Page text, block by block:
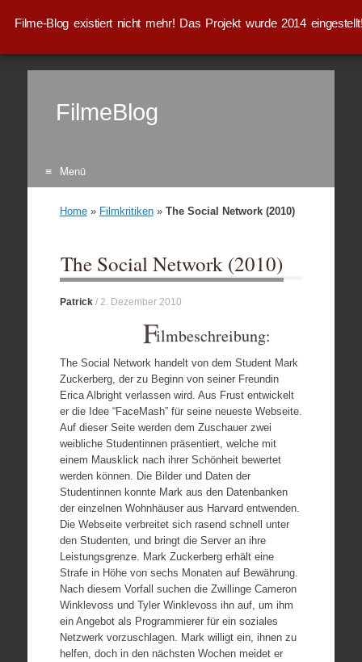
FilmeBlog
Menü
Home» Filmkritiken» The Social Network (2010)
The Social Network (2010)
Patrick/ 2. Dezember 2010
Filmbeschreibung:
The Social Network handelt von dem Student Mark
Zuckerberg, der zu Beginn von seiner Freundin
Erica Albright verlassen wird. Aus Frust entwickelt
er die Idee “FaceMash” für seine neueste Webseite.
Auf dieser Seite werden dem Zuschauer zwei
weibliche Studentinnen präsentiert, welche mit
einem Mausklick nach ihrer Schönheit bewertet
werden können. Die Bilder und Daten der
Studentinnen konnte Mark aus den Datenbanken
der einzelnen Wohnhäuser aus Harvard entwenden.
Die Webseite verbreitet sich rasend schnell unter
den Studenten, und bringt die Server an ihre
Leistungsgrenze. Mark Zuckerberg erhält eine
Strafe in Höhe von sechs Monaten auf Bewährung.
Nach diesem Vorfall suchen die Zwillinge Cameron
Winklevoss und Tyler Winklevoss ihn auf, um ihm
ein Angebot als Programmierer für ein soziales
Netzwerk vorzuschlagen. Mark willigt ein, ihnen zu
helfen, doch in den nächsten Wochen meidet er
Filme-Blog existiert nicht mehr! Das Projekt wurde 2014